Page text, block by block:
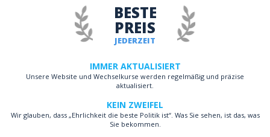
JEDERZEIT
BESTE
PREIS
IMMER AKTUALISIERT
Unsere Website und Wechselkurse werden regelmäßig und präzise
aktualisiert.
KEIN ZWEIFEL
Wir glauben, dass „Ehrlichkeit die beste Politik ist“. Was Sie sehen, ist das, was
Sie bekommen.